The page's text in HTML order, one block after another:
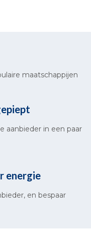
maatschappijen
aanbieder in een paar
energie
en bespaar